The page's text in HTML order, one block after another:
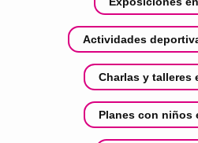
Actividades
Charlas y talleres
Planes con niños